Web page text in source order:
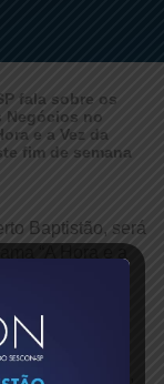
fala sobre os
Negócios no
e a Vez da
fim de semana
Baptistão, será
“A Hora e a
papo com o
a
Nacional,
faturamento,